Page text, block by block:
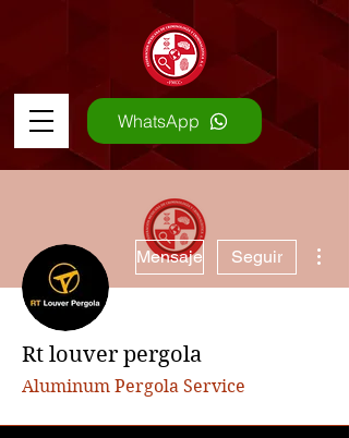
WhatsApp
Mensaje Seguir
Rt louver pergola
Aluminum Pergola Service